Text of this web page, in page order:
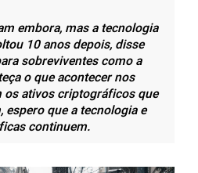
embora, mas a tecnologia
10 anos depois, disse
sobreviventes como a
o que acontecer nos
ativos criptográficos que
espero que a tecnologia e
continuem.